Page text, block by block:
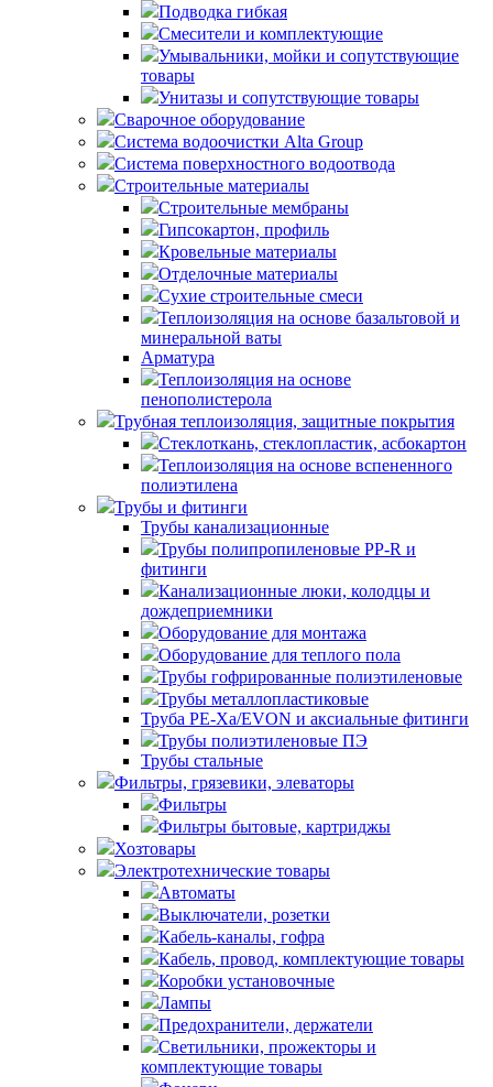
Подводка гибкая
Смесители и комплектующие
Умывальники, мойки и сопутствующие
товары
Унитазы и сопутствующие товары
Сварочное оборудование
Система водоочистки Alta Group
Система поверхностного водоотвода
Строительные материалы
Строительные мембраны
Гипсокартон, профиль
Кровельные материалы
Отделочные материалы
Сухие строительные смеси
Теплоизоляция на основе базальтовой и
минеральной ваты
Арматура
Теплоизоляция на основе
пенополистерола
Трубная теплоизоляция, защитные покрытия
Стеклоткань, стеклопластик, асбокартон
Теплоизоляция на основе вспененного
полиэтилена
Трубы и фитинги
Трубы канализационные
Трубы полипропиленовые PP-R и
фитинги
Канализационные люки, колодцы и
дождеприемники
Оборудование для монтажа
Оборудование для теплого пола
Трубы гофрированные полиэтиленовые
Трубы металлопластиковые
Труба PE-Xa/EVON и аксиальные фитинги
Трубы полиэтиленовые ПЭ
Трубы стальные
Фильтры, грязевики, элеваторы
Фильтры
Фильтры бытовые, картриджы
Хозтовары
Электротехнические товары
Автоматы
Выключатели, розетки
Кабель-каналы, гофра
Кабель, провод, комплектующие товары
Коробки установочные
Лампы
Предохранители, держатели
Светильники, прожекторы и
комплектующие товары